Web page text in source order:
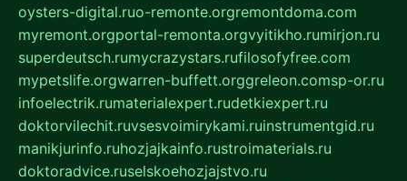
oysters-digital.ruo-remonte.orgremontdoma.com
myremont.orgportal-remonta.orgvyitikho.rumirjon.ru
superdeutsch.rumycrazystars.rufilosofyfree.com
mypetslife.orgwarren-buffett.orggreleon.comsp-or.ru
infoelectrik.rumaterialexpert.rudetkiexpert.ru
doktorvilechit.ruvsesvoimirykami.ruinstrumentgid.ru
manikjurinfo.ruhozjajkainfo.rustroimaterials.ru
doktoradvice.ruselskoehozjajstvo.ru